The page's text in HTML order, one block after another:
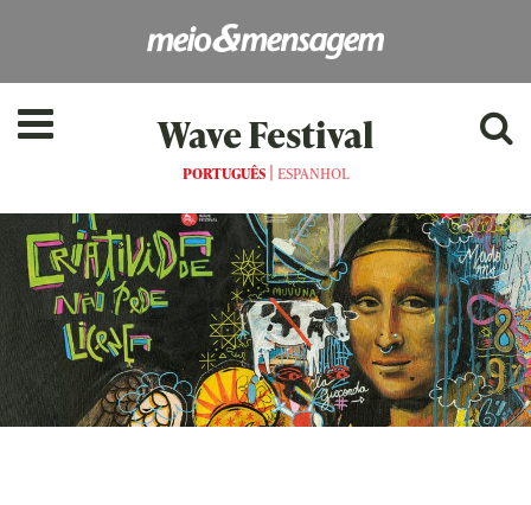
Wave Festival
PORTUGUÊS| ESPANHOL